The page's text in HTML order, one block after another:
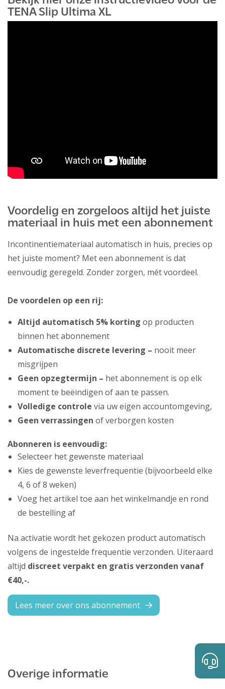
TENA Slip Ultima XL
Voordelig en zorgeloos altijd het juiste
materiaal in huis met een abonnement
Incontinentiemateriaal automatisch in huis, precies op
het juiste moment? Met een abonnement is dat
eenvoudig geregeld. Zonder zorgen, mét voordeel.
De voordelen op een rij:
Altijd automatisch 5% korting op producten
binnen het abonnement
Automatische discrete levering – nooit meer
misgrijpen
Geen opzegtermijn – het abonnement is op elk
moment te beëindigen of aan te passen.
Volledige controle via uw eigen accountomgeving,
Geen verrassingen of verborgen kosten
Abonneren is eenvoudig:
Selecteer het gewenste materiaal
Kies de gewenste leverfrequentie (bijvoorbeeld elke
4, 6 of 8 weken)
Voeg het artikel toe aan het winkelmandje en rond
de bestelling af
Na activatie wordt het gekozen product automatisch
volgens de ingestelde frequentie verzonden. Uiteraard
altijd discreet verpakt en gratis verzonden vanaf
€40,-.
Lees meer over ons abonnement
Overige informatie